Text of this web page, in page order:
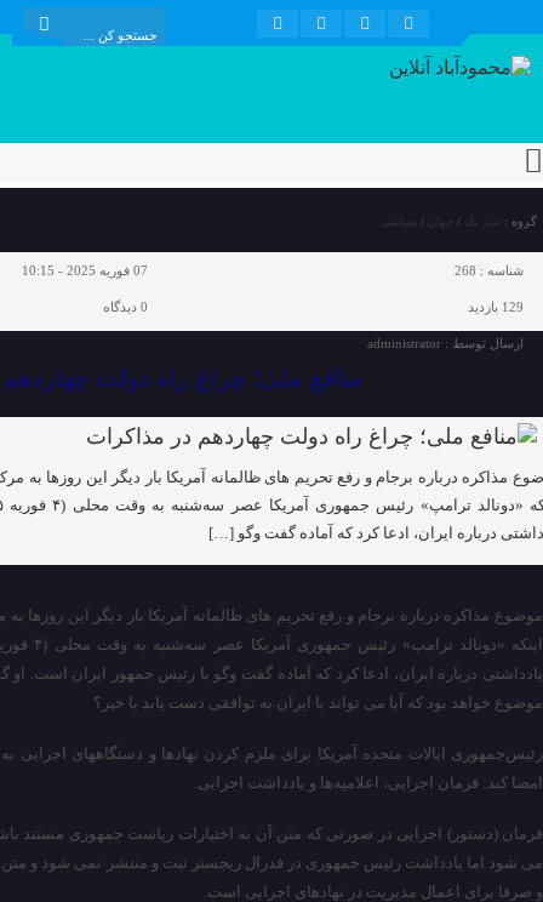
گروه : تیتر یک / جهان / سیاسی
شناسه : 268 07 فوریه 2025 - 10:15
129 بازدید 0 دیدگاه
ارسال توسط : administrator
منافع ملی؛ چراغ راه دولت
مذاکره درباره برجام و رفع تحریم های ظالمانه آمریکا بار دیگر این روزها
درباره ایران، ادعا کرد که آماده گفت وگو […]
موضوع مذاکره درباره برجام و رفع تحریم های ظالمانه آمریکا بار دیگر این
یادداشتی درباره ایران، ادعا کرد که آماده گفت وگو با رئیس جمهور ایران است. او
موضوع خواهد بود که آیا می تواند با ایران به توافقی دست یابد یا خیر؟
رئیس‌جمهوری ایالات متحده آمریکا برای ملزم کردن نهادها و دستگاههای
امضا کند: فرمان اجرایی، اعلامیه‌ها و یادداشت اجرایی.
فرمان (دستور) اجرایی در صورتی که متن آن به اختیارات ریاست‌ جمهوری مستند
می شود اما یادداشت رئیس جمهوری در فدرال ریجستر ثبت و منتشر نمی شود و
و صرفا برای اعمال مدیریت در نهادهای اجرایی است.